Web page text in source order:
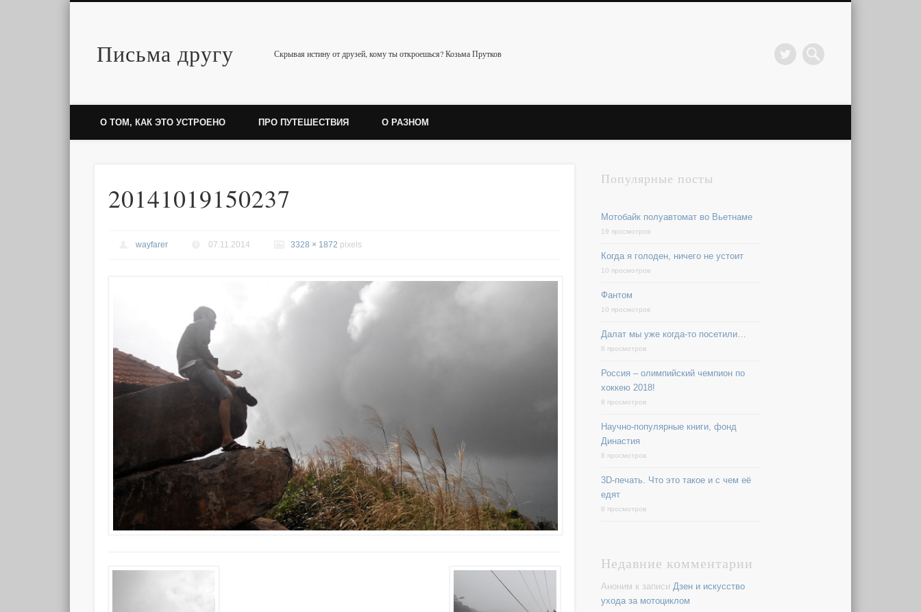
Письма другу Скрывая истину от друзей, кому ты откроешься? Козьма Прутков
Twitter
О ТОМ, КАК ЭТО УСТРОЕНО ПРО ПУТЕШЕСТВИЯ О РАЗНОМ
20141019150237
wayfarer 07.11.2014 3328 × 1872 pixels
Популярные посты
Мотобайк полуавтомат во Вьетнаме
19 просмотров
Когда я голоден, ничего не устоит
10 просмотров
Фантом
10 просмотров
Далат мы уже когда-то посетили…
8 просмотров
Россия – олимпийский чемпион по
хоккею 2018!
8 просмотров
Научно-популярные книги, фонд
Династия
8 просмотров
3D-печать. Что это такое и с чем её
едят
8 просмотров
Недавние комментарии
Аноним к записи Дзен и искусство
ухода за мотоциклом